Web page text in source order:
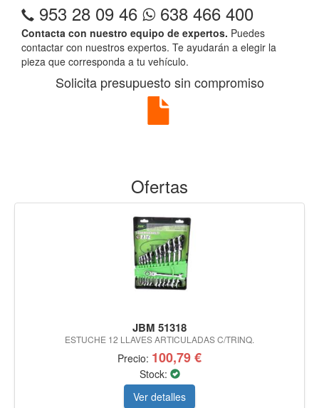
953 28 09 46 638 466 400
Contacta con nuestro equipo de expertos. Puedes
contactar con nuestros expertos. Te ayudarán a elegir la
pieza que corresponda a tu vehículo.
Solicita presupuesto sin compromiso
Ofertas
JBM 51318
ESTUCHE 12 LLAVES ARTICULADAS C/TRINQ.
Precio: 100,79 €
Stock:
Ver detalles